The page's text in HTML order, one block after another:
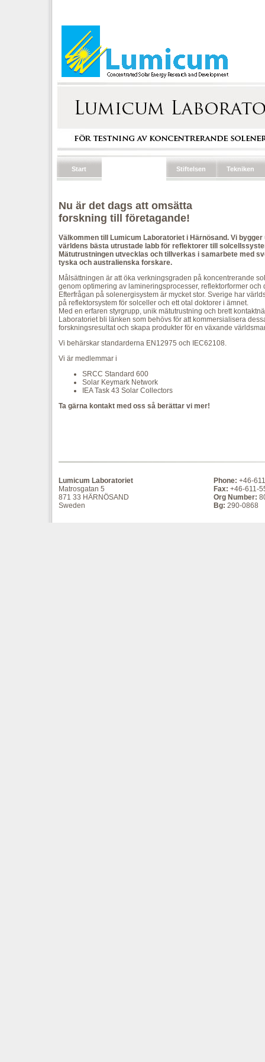
Start Stiftelsen Tekniken
Nu är det dags att omsätta
forskning till företagande!
Välkommen till Lumicum Laboratoriet i Härnösand. Vi bygger
världens bästa utrustade labb för reflektorer till
Mätutrustningen utvecklas och tillverkas i samarbete med
tyska och australienska forskare.
Målsättningen är att öka verkningsgraden på koncentrerande
genom optimering av lamineringsprocesser, reflektorformer och
Efterfrågan på solenergisystem är mycket stor. Sverige har
på reflektorsystem för solceller och ett otal doktorer i ämnet.
Med en erfaren styrgrupp, unik mätutrustning och brett
Laboratoriet bli länken som behövs för att kommersialisera
forskningsresultat och skapa produkter för en växande
Vi behärskar standarderna EN12975 och IEC62108.
Vi är medlemmar i
SRCC Standard 600
Solar Keymark Network
IEA Task 43 Solar Collectors
Ta gärna kontakt med oss så berättar vi mer!
Lumicum Laboratoriet
Matrosgatan 5
871 33 HÄRNÖSAND
Sweden
Phone: +46-
Fax: +46-611-
Org Number:
Bg: 290-0868